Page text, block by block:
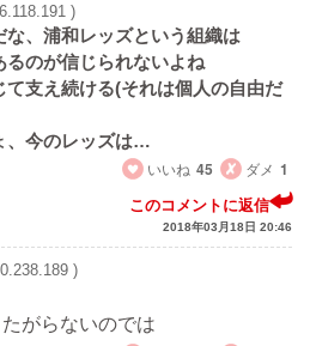
)
、浦和レッズという組織は
のが信じられないよね
支え続ける(それは個人の自由だ
、今のレッズは…
いいね 45 ダメ 1
このコメントに返信
2018年03月18日 20:46
)
がらないのでは